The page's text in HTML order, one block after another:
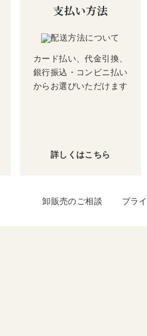
支払い方法
カード払い、代金引換、
銀行振込・コンビニ払い
からお選びいただけます
詳しくはこちら
卸販売のご相談 プラ